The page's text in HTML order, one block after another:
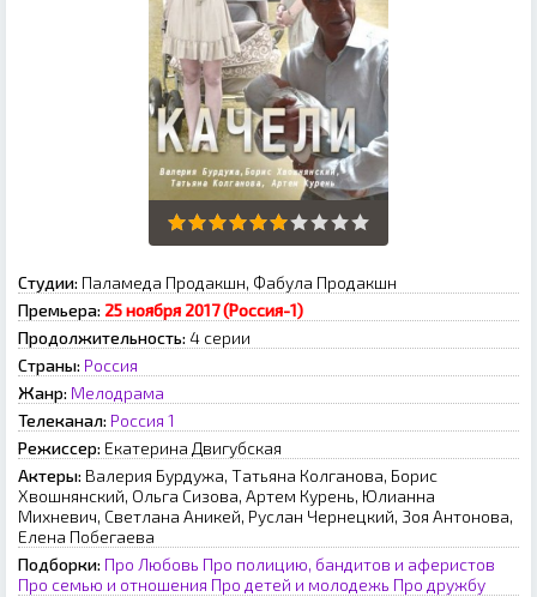
Студии: Паламеда Продакшн, Фабула Продакшн
Премьера: 25 ноября 2017 (Россия-1)
Продолжительность: 4 серии
Страны: Россия
Жанр: Мелодрама
Телеканал: Россия 1
Режиссер: Екатерина Двигубская
Актеры: Валерия Бурдужа, Татьяна Колганова, Борис
Хвошнянский, Ольга Сизова, Артем Курень, Юлианна
Михневич, Светлана Аникей, Руслан Чернецкий, Зоя Антонова,
Елена Побегаева
Подборки: Про Любовь Про полицию, бандитов и аферистов
Про семью и отношения Про детей и молодежь Про дружбу